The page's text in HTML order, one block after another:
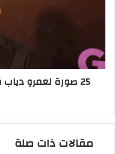
الشيخ
في
مناسبات 25 صورة لعمرو
مقالات ذات صلة